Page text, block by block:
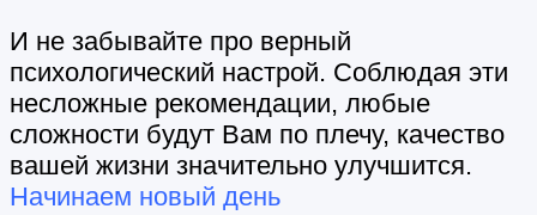
И не забывайте про верный
психологический настрой. Соблюдая эти
несложные рекомендации, любые
сложности будут Вам по плечу, качество
вашей жизни значительно улучшится.
Начинаем новый день